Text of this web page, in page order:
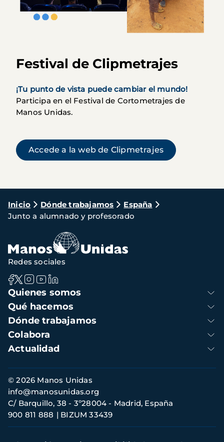
Festival de Clipmetrajes
¡Tu punto de vista puede cambiar el mundo!
Participa en el Festival de Cortometrajes de
Manos Unidas.
Accede a la web de Clipmetrajes(se abre en
Ruta
de
navegación
Inicio Dónde trabajamos
España
Junto a alumnado y profesorado
Navegación
principal
Quienes somos
Qué hacemos
Dónde trabajamos
Colabora
Actualidad
Redes sociales
Información
de
contacto
© 2026 Manos Unidas
C/ Barquillo, 38 - 3º28004 - Madrid, España
900 811 888
BIZUM 33439
info@manosunidas.org